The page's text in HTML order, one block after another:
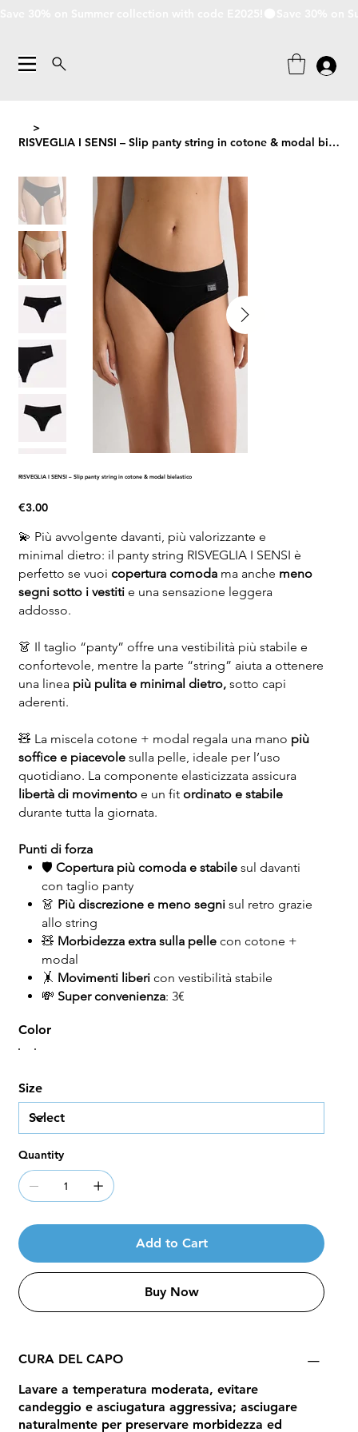
>
RISVEGLIA I SENSI – Slip panty string in cotone & modal bielastico
RISVEGLIA I SENSI – Slip panty string in cotone & modal bielastico
Price
€3.00
💫 Più avvolgente davanti, più valorizzante e
minimal dietro: il panty string RISVEGLIA I SENSI è
perfetto se vuoi copertura comodama anche meno
segni sotto i vestitie una sensazione leggera
addosso.
👗 Il taglio “panty” offre una vestibilità più stabile e
confortevole, mentre la parte “string” aiuta a ottenere
una linea più pulita e minimal dietro,sotto capi
aderenti.
🧸 La miscela cotone + modal regala una mano più
soffice e piacevolesulla pelle, ideale per l’uso
quotidiano. La componente elasticizzata assicura
libertà di movimentoe un fit ordinato e stabile
durante tutta la giornata.
Punti di forza
🛡️ Copertura più comoda e stabilesul davanti
con taglio panty
👗 Più discrezione e meno segnisul retro grazie
allo string
🧸 Morbidezza extra sulla pellecon cotone +
modal
🤸 Movimenti libericon vestibilità stabile
💸 Super convenienza: 3€
Color
Size
Quantity
Add to Cart
Buy Now
CURA DEL CAPO
Lavare a temperatura moderata, evitare
candeggio e asciugatura aggressiva; asciugare
naturalmente per preservare morbidezza ed